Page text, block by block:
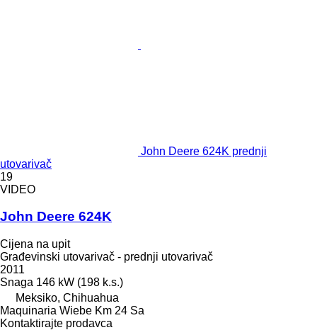
John Deere 624K prednji
utovarivač
19
VIDEO
John Deere 624K
Cijena na upit
Građevinski utovarivač - prednji utovarivač
2011
Snaga 146 kW (198 k.s.)
Meksiko, Chihuahua
Maquinaria Wiebe Km 24 Sa
Kontaktirajte prodavca